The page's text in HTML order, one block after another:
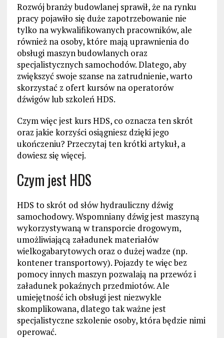
Rozwój branży budowlanej sprawił, że na rynku
pracy pojawiło się duże zapotrzebowanie nie
tylko na wykwalifikowanych pracowników, ale
również na osoby, które mają uprawnienia do
obsługi maszyn budowlanych oraz
specjalistycznych samochodów. Dlatego, aby
zwiększyć swoje szanse na zatrudnienie, warto
skorzystać z ofert kursów na operatorów
dźwigów lub szkoleń HDS.
Czym więc jest kurs HDS, co oznacza ten skrót
oraz jakie korzyści osiągniesz dzięki jego
ukończeniu? Przeczytaj ten krótki artykuł, a
dowiesz się więcej.
Czym jest HDS
HDS to skrót od słów hydrauliczny dźwig
samochodowy. Wspomniany dźwig jest maszyną
wykorzystywaną w transporcie drogowym,
umożliwiającą załadunek materiałów
wielkogabarytowych oraz o dużej wadze (np.
kontener transportowy). Pojazdy te więc bez
pomocy innych maszyn pozwalają na przewóz i
załadunek pokaźnych przedmiotów. Ale
umiejętność ich obsługi jest niezwykle
skomplikowana, dlatego tak ważne jest
specjalistyczne szkolenie osoby, która będzie nimi
operować.